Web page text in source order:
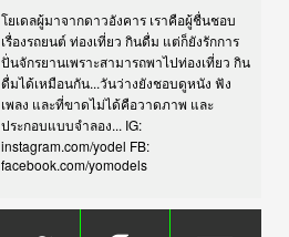
โยเดลผู้มาจากดาวอังคาร เราคือผู้ชื่นชอบ
เรื่องรถยนต์ ท่องเที่ยว กินดื่ม แต่ก็ยังรักการ
ปั่นจักรยานเพราะสามารถพาไปท่องเที่ยว กิน
ดื่มได้เหมือนกัน...วันว่างยังชอบดูหนัง ฟัง
เพลง และที่ขาดไม่ได้คือวาดภาพ และ
ประกอบแบบจำลอง... IG:
instagram.com/yodel FB:
facebook.com/yomodels